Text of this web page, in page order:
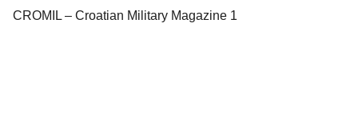
CROMIL – Croatian Military Magazine 1